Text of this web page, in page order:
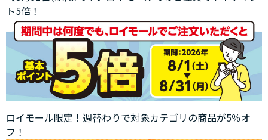
ト5倍！
ロイモール限定！週替わりで対象カテゴリの商品が5％オ
フ！